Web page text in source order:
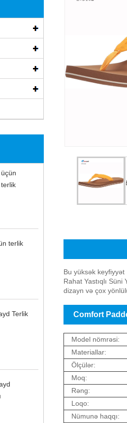
terlik
Terlik
Comfort Padded
Bu yüksək keyfiyyət
Rahat Yastıqlı Süni
dizayn və çox
Comfort
Model nömrəsi:
Materiallar:
Ölçülər:
Moq:
Rəng:
Loqo:
Nümunə haqqı: